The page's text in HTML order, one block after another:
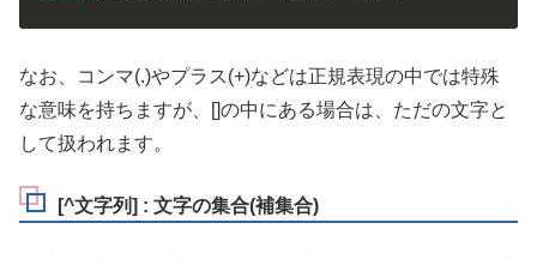
なお、コンマ(.)やプラス(+)などは正規表現の中では特殊
な意味を持ちますが、[]の中にある場合は、ただの文字と
して扱われます。
[^文字列] : 文字の集合(補集合)